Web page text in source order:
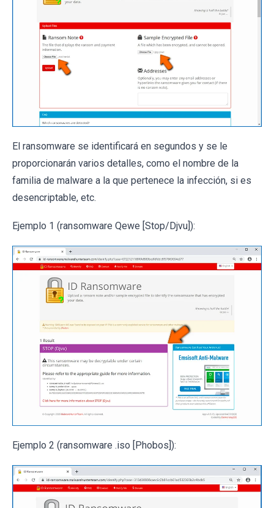
El ransomware se identificará en segundos y se le
proporcionarán varios detalles, como el nombre de la
familia de malware a la que pertenece la infección, si es
desencriptable, etc.
Ejemplo 1 (ransomware Qewe [Stop/Djvu]):
Ejemplo 2 (ransomware .iso [Phobos]):